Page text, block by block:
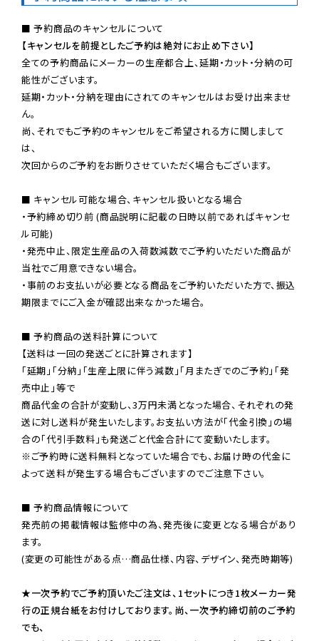
【キャンセルを前提としたご予約は絶対にお止め下さい】
全ての予約商品にメーカーの生産都合上、延期・カット・分納の可
能性がございます。
延期・カット・分納を理由にされてのキャンセルはお受け出来ませ
ん。
尚、それでもご予約のキャンセルをご希望される方に関しまして
は、
次回からのご予約をお断りさせていただく場合もございます。
■ キャンセル可能な場合、キャンセル扱いとなる場合
・予約締め切り前 (商品説明に記載の日時以前であればキャンセ
ル可能)
・発売中止、限定生産品の入荷数減数でご予約いただいた商品が
当社でご用意できない場合。
・事前のお支払いが必要となる商品をご予約いただいた方で、振込
期限までにご入金が確認出来なかった場合。
■ 予約商品の送料計算について
【送料は一回の発送ごとに計算されます】
「延期」「分納」「生産上限に伴う減数」「月またぎでのご予約」「発
売中止」等で
商品代金の合計が変動し、3万円未満となった場合、それぞれの発
送に対し送料が発生いたします。お支払い方法が「代金引換」の場
※ご予約時に送料無料となっていた場合でも、お届け時の代金に
よって送料が発生する場合もございますのでご注意下さい。
■ 予約商品情報について
発売前の掲載情報は監修中の為、発売後に変更となる場合があり
ます。
(変更の可能性がある点…商品仕様、内容、デザイン、発売時期等)
★一次予約でご予約頂いたご注文は、1セットにつき1枚メーカー発
行の正規台紙をお付けしております。尚、一次予約締切前のご予約
でも、